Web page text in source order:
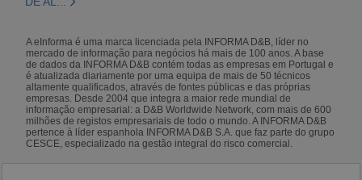
A eInforma é uma marca licenciada pela INFORMA D&B, líder no
mercado de informação para negócios há mais de 100 anos. A base
de dados da INFORMA D&B contém todas as empresas em Portugal e
é atualizada diariamente por uma equipa de mais de 50 técnicos
altamente qualificados, através de fontes públicas e das próprias
empresas. Desde 2004 que integra a maior rede mundial de
informação empresarial: a D&B Worldwide Network, com mais de 600
milhões de registos empresariais de todo o mundo. A INFORMA D&B
pertence à líder espanhola INFORMA D&B S.A. que faz parte do grupo
CESCE, especializado na gestão integral do risco comercial.